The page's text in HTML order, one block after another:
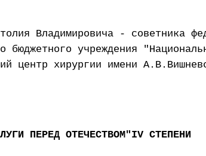
Владимировича - советника
бюджетного учреждения
центр хирургии имени
ПЕРЕД ОТЕЧЕСТВОМ"IV СТЕПЕНИ